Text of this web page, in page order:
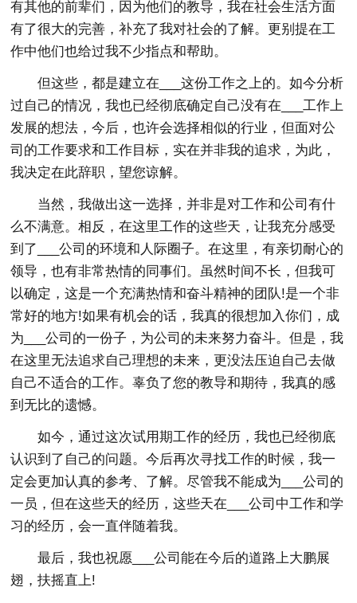
有其他的前辈们，因为他们的教导，我在社会生活方面
有了很大的完善，补充了我对社会的了解。更别提在工
作中他们也给过我不少指点和帮助。
但这些，都是建立在___这份工作之上的。如今分析
过自己的情况，我也已经彻底确定自己没有在___工作上
发展的想法，今后，也许会选择相似的行业，但面对公
司的工作要求和工作目标，实在并非我的追求，为此，
我决定在此辞职，望您谅解。
当然，我做出这一选择，并非是对工作和公司有什
么不满意。相反，在这里工作的这些天，让我充分感受
到了___公司的环境和人际圈子。在这里，有亲切耐心的
领导，也有非常热情的同事们。虽然时间不长，但我可
以确定，这是一个充满热情和奋斗精神的团队!是一个非
常好的地方!如果有机会的话，我真的很想加入你们，成
为___公司的一份子，为公司的未来努力奋斗。但是，我
在这里无法追求自己理想的未来，更没法压迫自己去做
自己不适合的工作。辜负了您的教导和期待，我真的感
到无比的遗憾。
如今，通过这次试用期工作的经历，我也已经彻底
认识到了自己的问题。今后再次寻找工作的时候，我一
定会更加认真的参考、了解。尽管我不能成为___公司的
一员，但在这些天的经历，这些天在___公司中工作和学
习的经历，会一直伴随着我。
最后，我也祝愿___公司能在今后的道路上大鹏展
翅，扶摇直上!